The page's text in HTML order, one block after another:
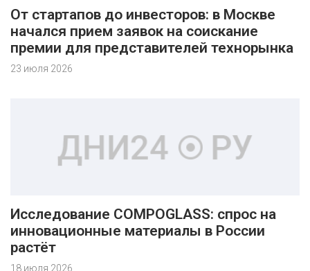
От стартапов до инвесторов: в Москве
начался прием заявок на соискание
премии для представителей технорынка
23 июля 2026
Исследование COMPOGLASS: спрос на
инновационные материалы в России
растёт
18 июля 2026